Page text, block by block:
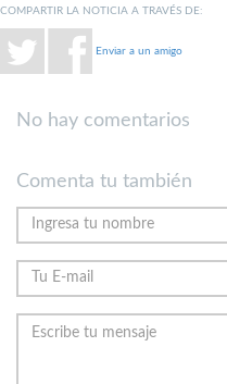
COMPARTIR LA NOTICIA A TRAVÉS DE:
Enviar a un amigo
No hay comentarios
Comenta tu también